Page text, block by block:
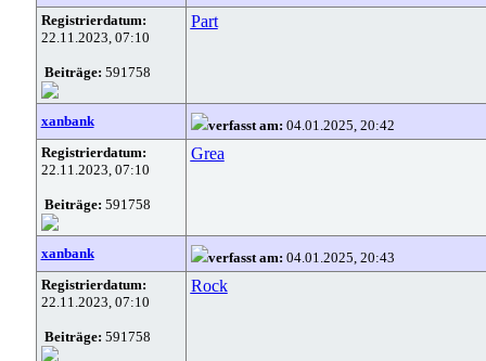
Registrierdatum:
22.11.2023, 07:10
Beiträge: 591758
Part
xanbank verfasst am: 04.01.2025, 20:42
Registrierdatum:
22.11.2023, 07:10
Beiträge: 591758
Grea
xanbank verfasst am: 04.01.2025, 20:43
Registrierdatum:
22.11.2023, 07:10
Beiträge: 591758
Rock